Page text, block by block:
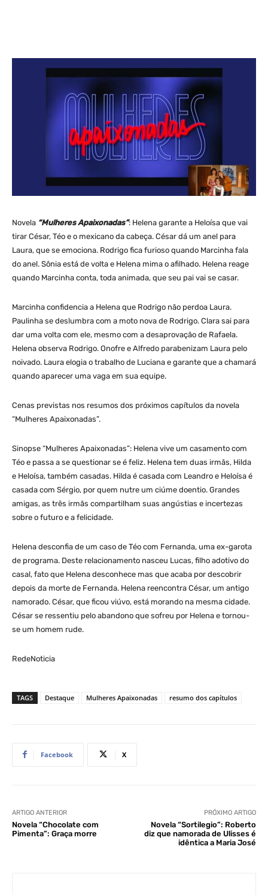
Novela “Mulheres Apaixonadas”: Helena garante a Heloísa que vai
tirar César, Téo e o mexicano da cabeça. César dá um anel para
Laura, que se emociona. Rodrigo fica furioso quando Marcinha fala
do anel. Sônia está de volta e Helena mima o afilhado. Helena reage
quando Marcinha conta, toda animada, que seu pai vai se casar.
Marcinha confidencia a Helena que Rodrigo não perdoa Laura.
Paulinha se deslumbra com a moto nova de Rodrigo. Clara sai para
dar uma volta com ele, mesmo com a desaprovação de Rafaela.
Helena observa Rodrigo. Onofre e Alfredo parabenizam Laura pelo
noivado. Laura elogia o trabalho de Luciana e garante que a chamará
quando aparecer uma vaga em sua equipe.
Cenas previstas nos resumos dos próximos capítulos da novela
“Mulheres Apaixonadas”.
Sinopse “Mulheres Apaixonadas”: Helena vive um casamento com
Téo e passa a se questionar se é feliz. Helena tem duas irmãs, Hilda
e Heloísa, também casadas. Hilda é casada com Leandro e Heloísa é
casada com Sérgio, por quem nutre um ciúme doentio. Grandes
amigas, as três irmãs compartilham suas angústias e incertezas
sobre o futuro e a felicidade.
Helena desconfia de um caso de Téo com Fernanda, uma ex-garota
de programa. Deste relacionamento nasceu Lucas, filho adotivo do
casal, fato que Helena desconhece mas que acaba por descobrir
depois da morte de Fernanda. Helena reencontra César, um antigo
namorado. César, que ficou viúvo, está morando na mesma cidade.
César se ressentiu pelo abandono que sofreu por Helena e tornou-
se um homem rude.
RedeNoticia
TAGS Destaque Mulheres Apaixonadas resumo dos capítulos
Facebook X
ARTIGO ANTERIOR
Novela “Chocolate com
Pimenta”: Graça morre
PRÓXIMO ARTIGO
Novela “Sortilegio”: Roberto
diz que namorada de Ulisses é
idêntica a Maria José